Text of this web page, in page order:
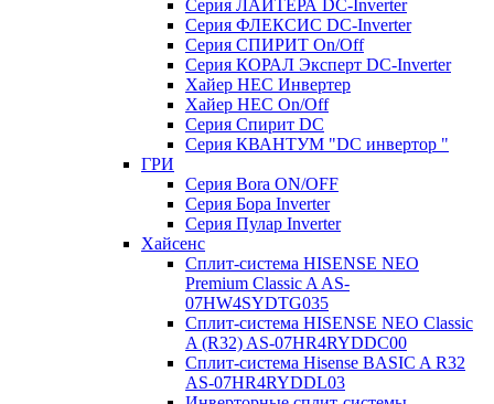
Серия ЛАЙТЕРА DC-Inverter
Серия ФЛЕКСИС DC-Inverter
Серия СПИРИТ On/Off
Серия КОРАЛ Эксперт DC-Inverter
Хайер HEC Инвертер
Хайер HEC On/Off
Серия Спирит DC
Серия КВАНТУМ "DC инвертор "
ГРИ
Серия Bora ON/OFF
Серия Бора Inverter
Серия Пулар Inverter
Хайсенс
Сплит-система HISENSE NEO
Premium Classic A AS-
07HW4SYDTG035
Сплит-система HISENSE NEO Classic
A (R32) AS-07HR4RYDDC00
Сплит-система Hisense BASIC A R32
AS-07HR4RYDDL03